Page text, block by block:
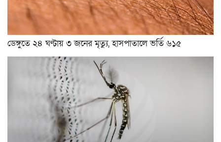
ডেঙ্গুতে ২৪ ঘণ্টায় ৩ জনের মৃত্যু, হাসপাতালে ভর্তি ৬১৫